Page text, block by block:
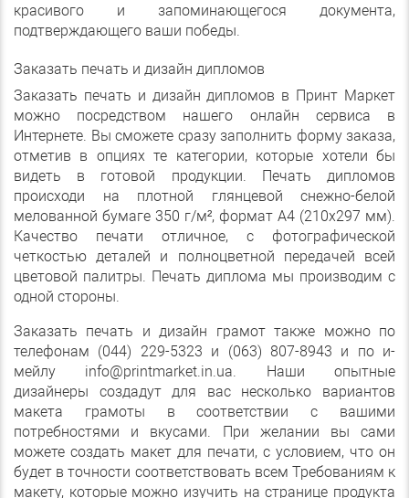
красивого и запоминающегося документа,
подтверждающего ваши победы.
Заказать печать и дизайн дипломов
Заказать печать и дизайн дипломов в Принт Маркет
можно посредством нашего онлайн сервиса в
Интернете. Вы сможете сразу заполнить форму заказа,
отметив в опциях те категории, которые хотели бы
видеть в готовой продукции. Печать дипломов
происходи на плотной глянцевой снежно-белой
мелованной бумаге 350 г/м², формат А4 (210х297 мм).
Качество печати отличное, с фотографической
четкостью деталей и полноцветной передачей всей
цветовой палитры. Печать диплома мы производим с
одной стороны.
Заказать печать и дизайн грамот также можно по
телефонам (044) 229-5323 и (063) 807-8943 и по и-
мейлу info@printmarket.in.ua. Наши опытные
дизайнеры создадут для вас несколько вариантов
макета грамоты в соответствии с вашими
потребностями и вкусами. При желании вы сами
можете создать макет для печати, с условием, что он
будет в точности соответствовать всем Требованиям к
макету, которые можно изучить на странице продукта